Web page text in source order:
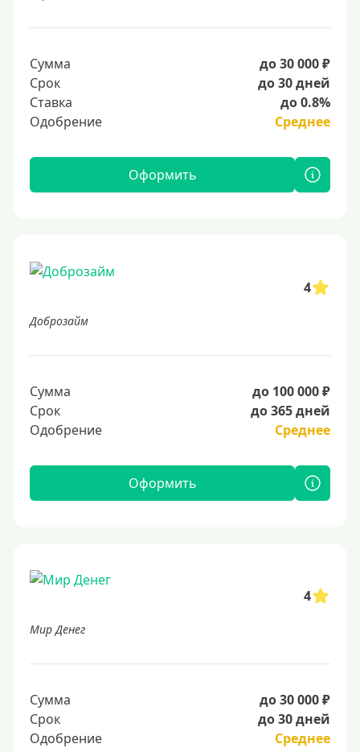
Сумма
до 30 000 ₽
Срок
до 30 дней
Ставка
до 0.8%
Одобрение
Среднее
Оформить
4
Доброзайм
Сумма
до 100 000 ₽
Срок
до 365 дней
Одобрение
Среднее
Оформить
4
Мир Денег
Сумма
до 30 000 ₽
Срок
до 30 дней
Одобрение
Среднее